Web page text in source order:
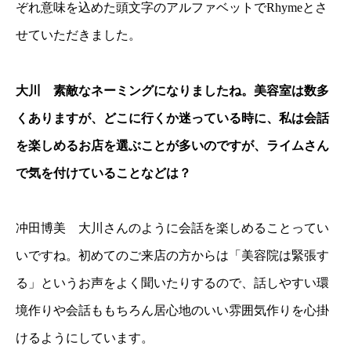
ぞれ意味を込めた頭文字のアルファベットでRhymeとさ
せていただきました。
大川 素敵なネーミングになりましたね。美容室は数多
くありますが、どこに行くか迷っている時に、私は会話
を楽しめるお店を選ぶことが多いのですが、ライムさん
で気を付けていることなどは？
冲田博美 大川さんのように会話を楽しめることってい
いですね。初めてのご来店の方からは「美容院は緊張す
る」というお声をよく聞いたりするので、話しやすい環
境作りや会話ももちろん居心地のいい雰囲気作りを心掛
けるようにしています。